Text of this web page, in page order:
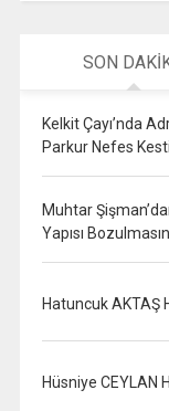
SON
Kelkit Çayı’nda
Parkur Nefes
Muhtar
Yapısı
Hatuncuk AKTAŞ
Hüsniye CEYLAN